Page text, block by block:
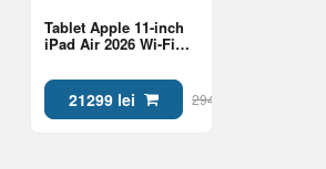
Tablet Apple 11-inch
iPad Air 2026 Wi-Fi
(MH3A4QA/A)
21299 lei 29499 lei